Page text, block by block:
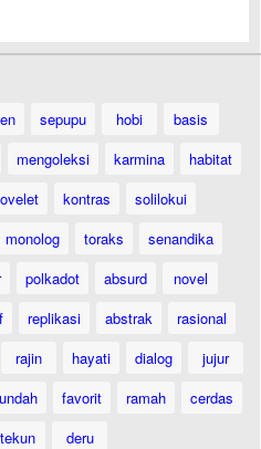
sepupu hobi
basis
mengoleksi karmina
habitat
kontras
solilokui
monolog toraks
senandika
polkadot absurd
novel
replikasi abstrak
rasional
rajin hayati dialog
jujur
favorit ramah
cerdas
tekun deru